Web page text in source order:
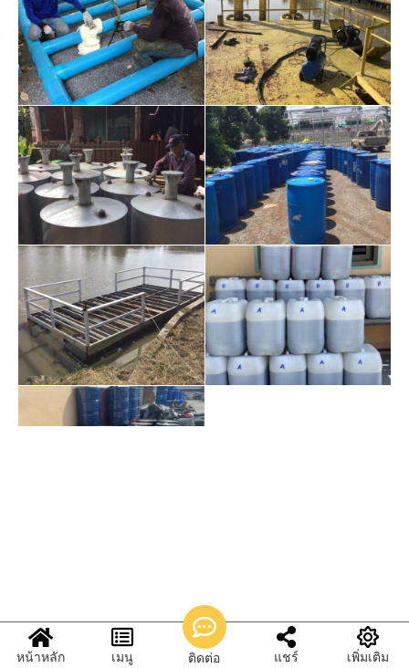
หน้าหลัก เมนู ติดต่อ แชร์ เพิ่มเติม